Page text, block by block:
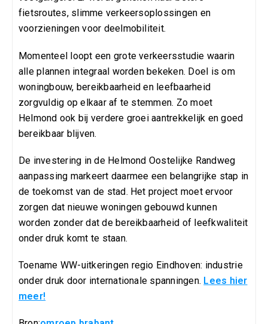
fietsroutes, slimme verkeersoplossingen en
voorzieningen voor deelmobiliteit.
Momenteel loopt een grote verkeersstudie waarin
alle plannen integraal worden bekeken. Doel is om
woningbouw, bereikbaarheid en leefbaarheid
zorgvuldig op elkaar af te stemmen. Zo moet
Helmond ook bij verdere groei aantrekkelijk en goed
bereikbaar blijven.
De investering in de Helmond Oostelijke Randweg
aanpassing markeert daarmee een belangrijke stap in
de toekomst van de stad. Het project moet ervoor
zorgen dat nieuwe woningen gebouwd kunnen
worden zonder dat de bereikbaarheid of leefkwaliteit
onder druk komt te staan.
Toename WW-uitkeringen regio Eindhoven: industrie
onder druk door internationale spanningen. Lees hier
meer!